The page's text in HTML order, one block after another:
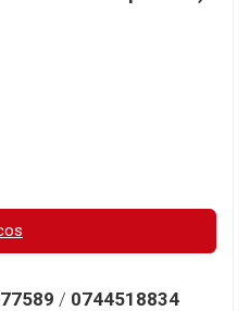
/ 0744518834